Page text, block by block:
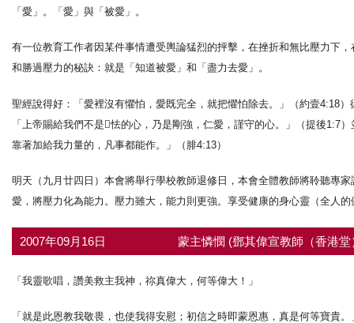
「愛」。「愛」與「被愛」。
有一位教育工作者因某件事情遭受輿論猛烈的抨擊，在挫折和無比壓力下
和勝過壓力的秘訣：就是「知道被愛」和「盡力去愛」。
聖經說得好：「愛裡沒有懼怕，愛既完全，就把懼怕除去。」（約壹4:18
「上帝賜給我們不是怯的心，乃是剛強，仁愛，謹守的心。」（提後1:7
靠著加給我力量的，凡事都能作。」（腓4:13）
明天（九月廿四日）本會將舉行學校教師退修日，本會全體教師將聆聽專
愛，將壓力化為能力。壓力雖大，能力則更強。享受健康的身心靈（全人
2007年09月16日 蒙主憐憫 (鄧其偉宣教師（香港
「我靈歌唱，讚美救主我神，祢真偉大，何等偉大！」
「就是此恩教我敬畏，也使我得安慰；初信之時即蒙恩惠，真是何等寶貴。